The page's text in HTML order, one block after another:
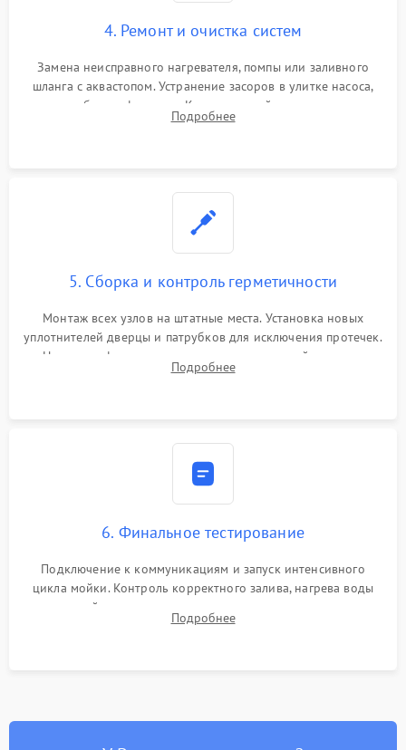
4. Ремонт и очистка систем
Замена неисправного нагревателя, помпы или заливного
шланга с аквастопом. Устранение засоров в улитке насоса,
патрубках и фильтрах. Компонентный ремонт платы
управления, восстановление поврежденной проводки.
Подробнее
5. Сборка и контроль герметичности
Монтаж всех узлов на штатные места. Установка новых
уплотнителей дверцы и патрубков для исключения протечек.
Надежная фиксация хомутов гидравлической системы,
сборка корпуса и установка датчика поплавка.
Подробнее
6. Финальное тестирование
Подключение к коммуникациям и запуск интенсивного
цикла мойки. Контроль корректного залива, нагрева воды
до нужной температуры, отсутствия посторонних шумов,
штатного слива и абсолютной сухости в поддоне.
Подробнее